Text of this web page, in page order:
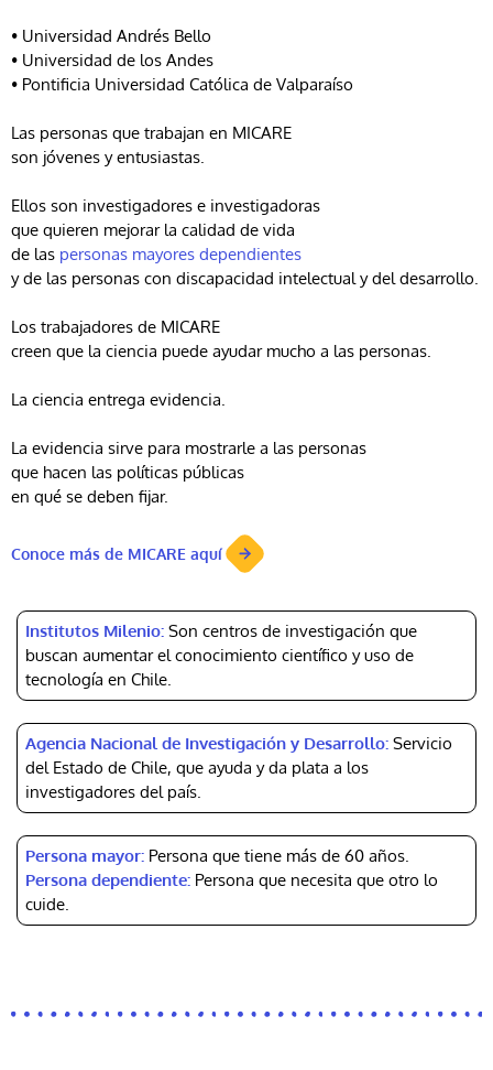
• Universidad Andrés Bello
• Universidad de los Andes
• Pontificia Universidad Católica de Valparaíso
Las personas que trabajan en MICARE
son jóvenes y entusiastas.
Ellos son investigadores e investigadoras
que quieren mejorar la calidad de vida
de las personas mayores dependientes
y de las personas con discapacidad intelectual y del desarrollo.
Los trabajadores de MICARE
creen que la ciencia puede ayudar mucho a las personas.
La ciencia entrega evidencia.
La evidencia sirve para mostrarle a las personas
que hacen las políticas públicas
en qué se deben fijar.
Conoce más de MICARE aquí
Institutos Milenio: Son centros de investigación que
buscan aumentar el conocimiento científico y uso de
tecnología en Chile.
Agencia Nacional de Investigación y Desarrollo: Servicio
del Estado de Chile, que ayuda y da plata a los
investigadores del país.
Persona mayor: Persona que tiene más de 60 años.
Persona dependiente: Persona que necesita que otro lo
cuide.